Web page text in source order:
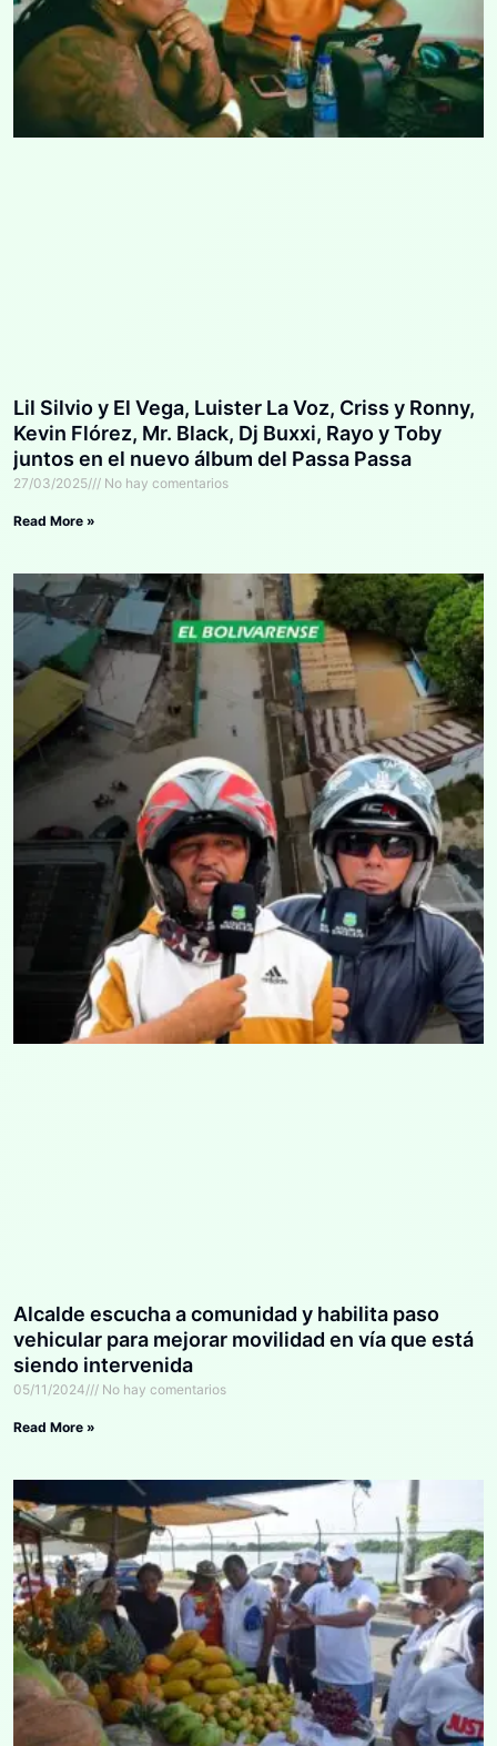
Lil Silvio y El Vega, Luister La Voz, Criss y Ronny,
Kevin Flórez, Mr. Black, Dj Buxxi, Rayo y Toby
juntos en el nuevo álbum del Passa Passa
27/03/2025 No hay comentarios
Read More »
Alcalde escucha a comunidad y habilita paso
vehicular para mejorar movilidad en vía que está
siendo intervenida
05/11/2024 No hay comentarios
Read More »